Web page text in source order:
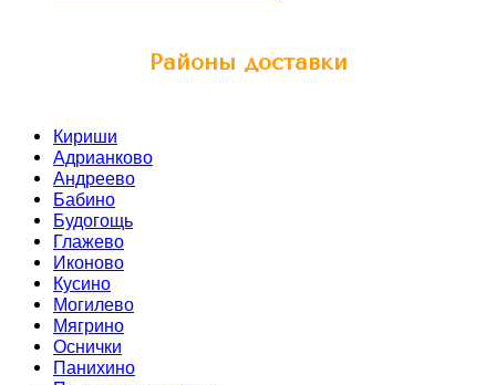
Районы доставки
Кириши
Адрианково
Андреево
Бабино
Будогощь
Глажево
Иконово
Кусино
Могилево
Мягрино
Оснички
Панихино